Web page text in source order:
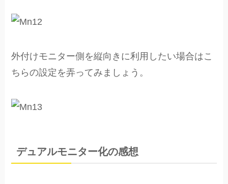
外付けモニター側を縦向きに利用したい場合はこ
ちらの設定を弄ってみましょう。
デュアルモニター化の感想